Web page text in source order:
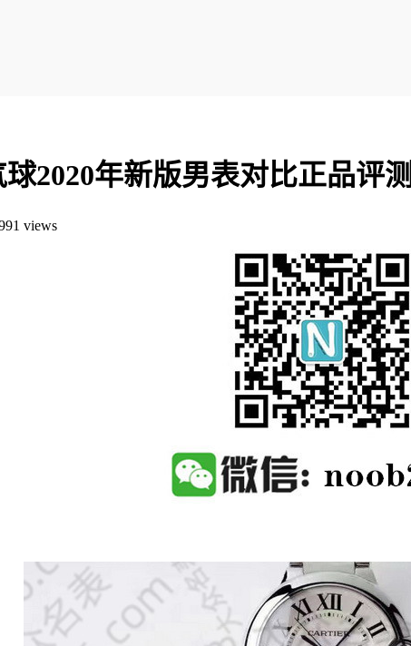
2020年新版男表对比正品评测
views